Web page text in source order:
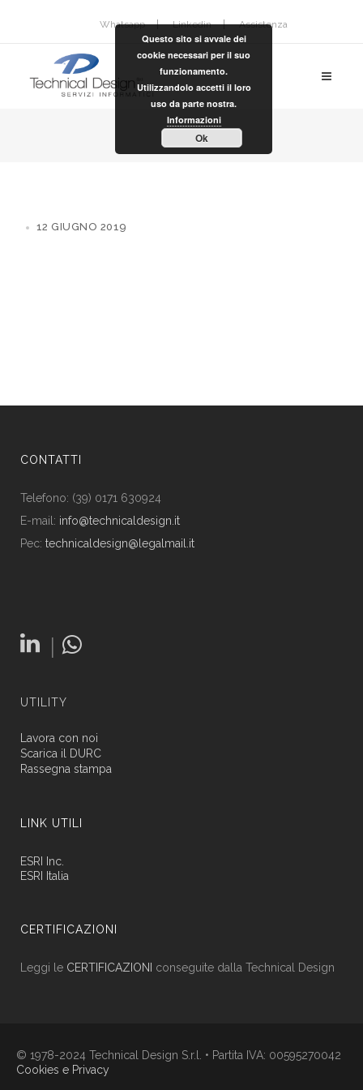
Whatsapp Linkedin Assistenza
12 GIUGNO 2019
CONTATTI
Telefono: (39) 0171 630924
E-mail: info@technicaldesign.it
Pec: technicaldesign@legalmail.it
|
UTILITY
Lavora con noi
Scarica il DURC
Rassegna stampa
LINK UTILI
ESRI Inc.
ESRI Italia
CERTIFICAZIONI
Leggi le CERTIFICAZIONI conseguite dalla Technical Design
© 1978-2024 Technical Design S.r.l. • Partita IVA: 00595270042
Cookies e Privacy
Questo sito si avvale dei
cookie necessari per il suo
funzionamento.
Utilizzandolo accetti il loro
uso da parte nostra.
Informazioni
Ok